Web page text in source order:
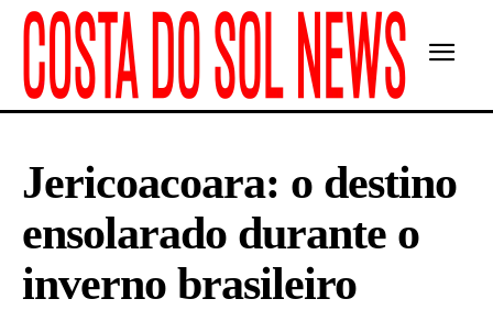
Jericoacoara: o destino
ensolarado durante o
inverno brasileiro